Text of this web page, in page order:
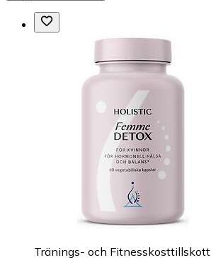
Tränings- och Fitnesskosttillskott